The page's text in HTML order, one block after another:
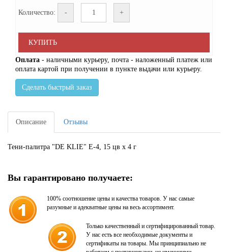
Количество: - +
КУПИТЬ
Оплата - наличными курьеру, почта - наложенный платеж или
оплата картой при получении в пункте выдачи или курьеру.
Сделать быстрый заказ
Описание Отзывы
Тени-палитра "DE KLIE" Е-4, 15 цв х 4 г
Вы гарантировано получаете:
100% соотношение цены и качества товаров. У нас самые
разумные и адекватные цены на весь ассортимент.
Только качественный и сертифицированный товар.
У нас есть все необходимые документы и
сертификаты на товары. Мы принципиально не